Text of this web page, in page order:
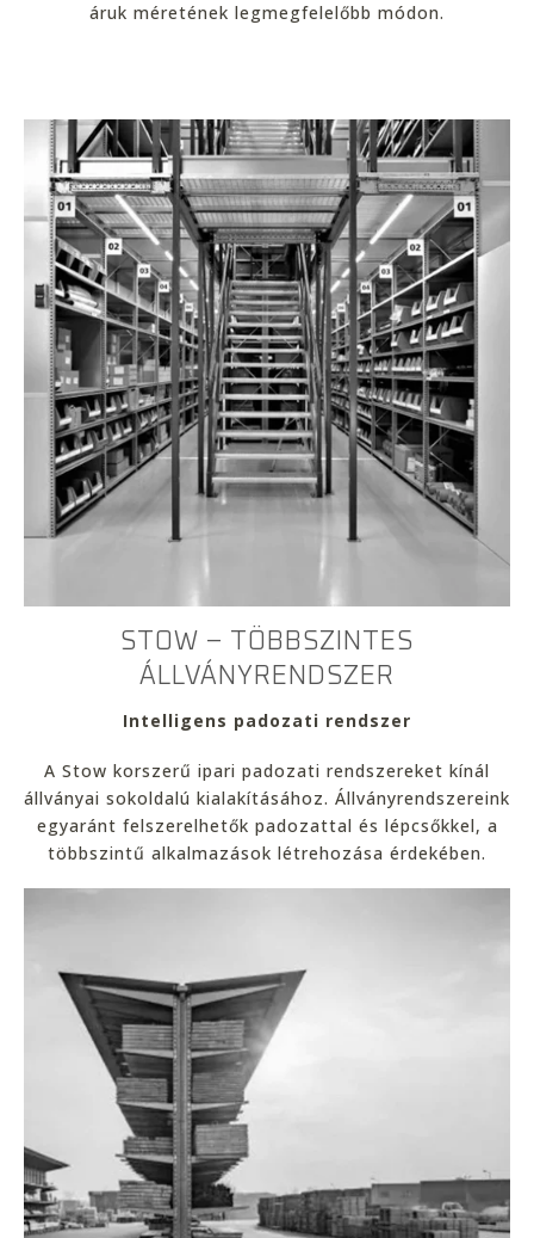
áruk méretének legmegfelelőbb módon.
STOW – TÖBBSZINTES
ÁLLVÁNYRENDSZER
Intelligens padozati rendszer
A Stow korszerű ipari padozati rendszereket kínál
állványai sokoldalú kialakításához. Állványrendszereink
egyaránt felszerelhetők padozattal és lépcsőkkel, a
többszintű alkalmazások létrehozása érdekében.